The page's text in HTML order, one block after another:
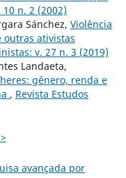
n. 2 (2002)
Sánchez, Violência
ativistas
v. 27 n. 3 (2019)
Landaeta,
gênero, renda e
, Revista Estudos
avançada por